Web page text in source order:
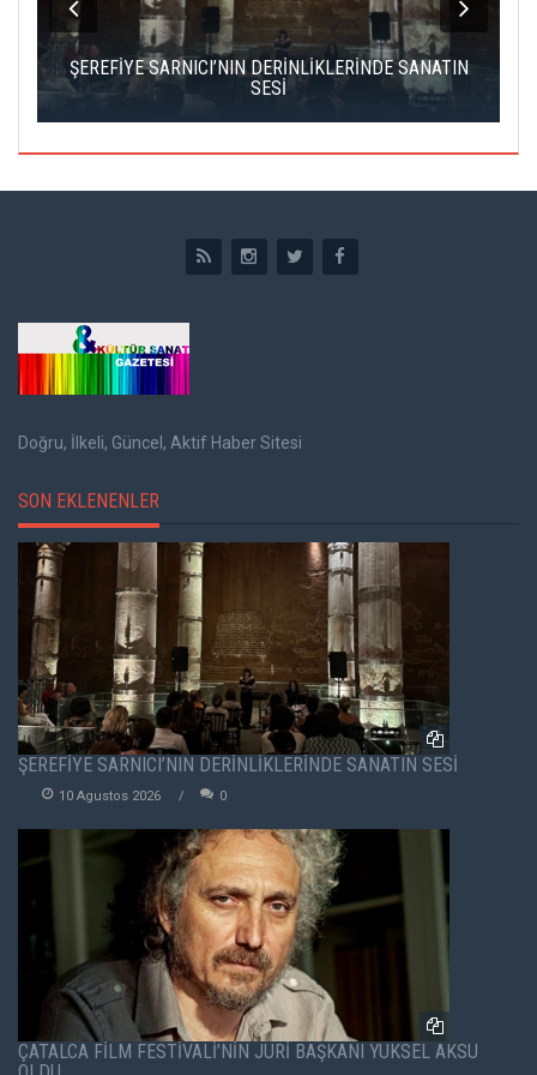
ŞEREFİYE SARNICI’NIN DERİNLİKLERİNDE SANATIN
SESİ
Doğru, İlkeli, Güncel, Aktif Haber Sitesi
SON EKLENENLER
ŞEREFİYE SARNICI’NIN DERİNLİKLERİNDE SANATIN SESİ
10 Agustos 2026 0
ÇATALCA FİLM FESTİVALİ’NİN JÜRİ BAŞKANI YÜKSEL AKSU